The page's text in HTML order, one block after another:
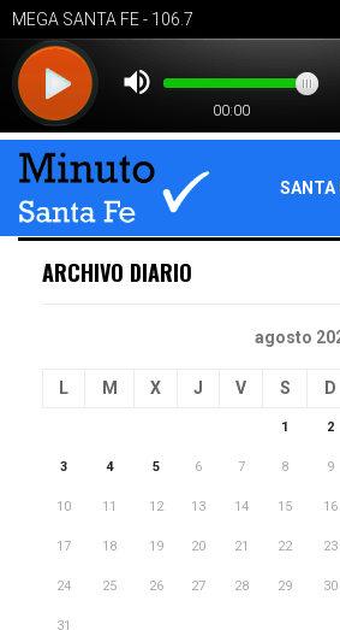
SANTA
ARCHIVO DIARIO
agosto
L M X J V S D
1 2
3 4 5 6 7 8 9
10 11 12 13 14 15 16
17 18 19 20 21 22 23
24 25 26 27 28 29 30
31